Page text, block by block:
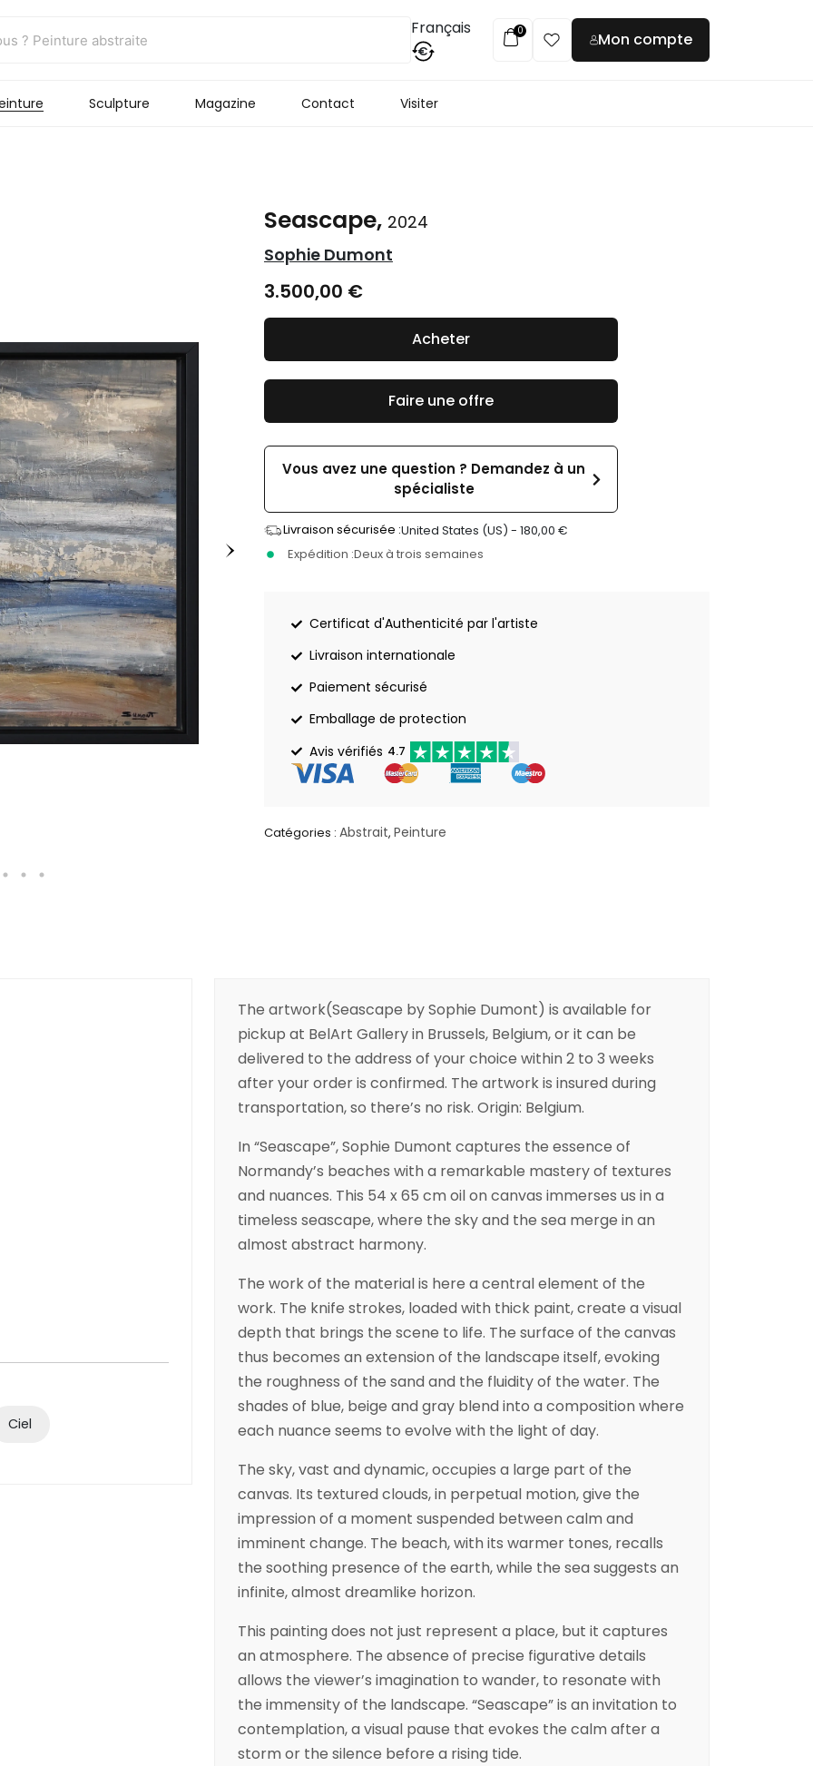
Français
€
0 Mon compte
Sculpture Magazine Contact Visiter
Seascape, 2024
Sophie Dumont
3.500,00 €
Faire une offre
Vous avez une question ? Demandez à un
spécialiste
Livraison sécurisée :United States (US) -180,00€
Expédition :Deux à trois semaines
Certificat d'Authenticité par l'artiste
Livraison internationale
Paiement sécurisé
Emballage de protection
Avis vérifiés 4.7
Catégories : Abstrait, Peinture
Acheter
Ciel
The artwork(Seascape by Sophie Dumont) is available for
pickup at BelArt Gallery in Brussels, Belgium, or it can be
delivered to the address of your choice within 2 to 3 weeks
after your order is confirmed. The artwork is insured during
transportation, so there’s no risk. Origin: Belgium.
In “Seascape”, Sophie Dumont captures the essence of
Normandy’s beaches with a remarkable mastery of textures
and nuances. This 54 x 65 cm oil on canvas immerses us in a
timeless seascape, where the sky and the sea merge in an
almost abstract harmony.
The work of the material is here a central element of the
work. The knife strokes, loaded with thick paint, create a visual
depth that brings the scene to life. The surface of the canvas
thus becomes an extension of the landscape itself, evoking
the roughness of the sand and the fluidity of the water. The
shades of blue, beige and gray blend into a composition where
each nuance seems to evolve with the light of day.
The sky, vast and dynamic, occupies a large part of the
canvas. Its textured clouds, in perpetual motion, give the
impression of a moment suspended between calm and
imminent change. The beach, with its warmer tones, recalls
the soothing presence of the earth, while the sea suggests an
infinite, almost dreamlike horizon.
This painting does not just represent a place, but it captures
an atmosphere. The absence of precise figurative details
allows the viewer’s imagination to wander, to resonate with
the immensity of the landscape. “Seascape” is an invitation to
contemplation, a visual pause that evokes the calm after a
storm or the silence before a rising tide.